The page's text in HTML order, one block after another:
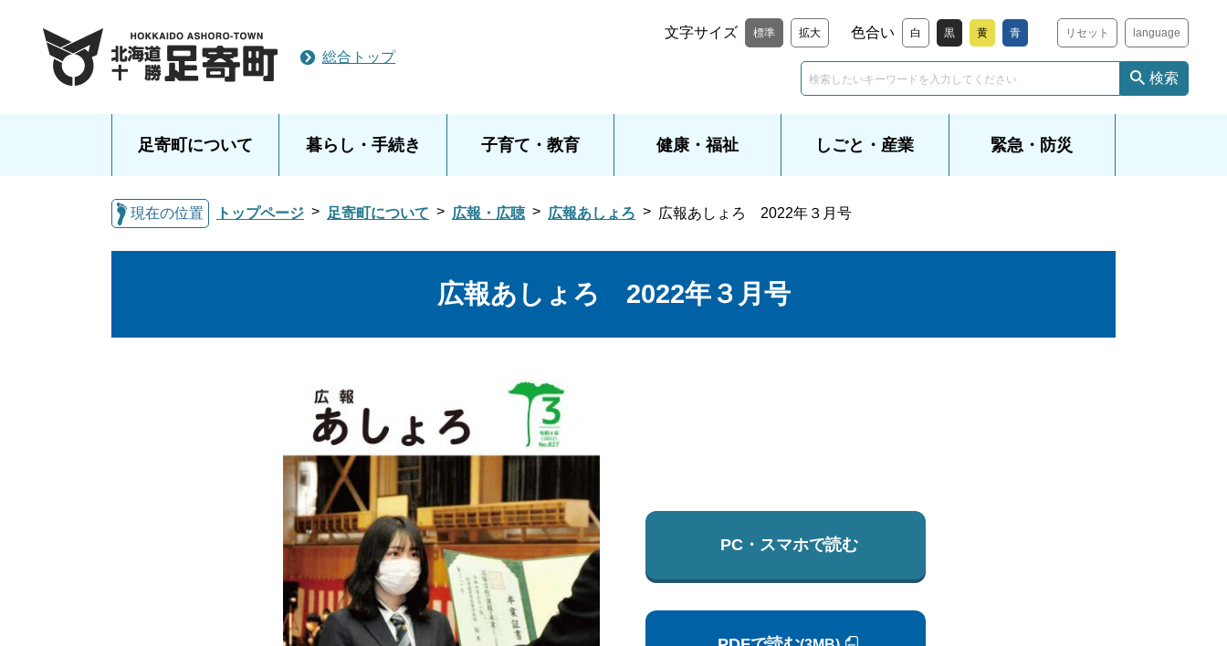
総合トップ
文字サイズ 標準 拡大 色合い 白 黒 黄 青 リセット language
検索
足寄町について 暮らし・手続き 子育て・教育 健康・福祉 しごと・産業 緊急・防災
現在の位置 トップページ 足寄町について 広報・広聴 広報あしょろ 広報あしょろ 2022年３月号
広報あしょろ 2022年３月号
PC・スマホで読む